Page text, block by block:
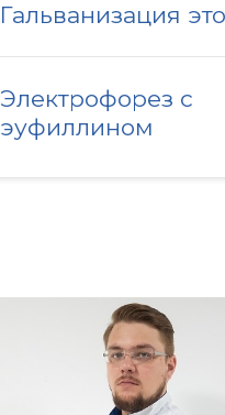
Гальванизация это
Электрофорез с
эуфиллином